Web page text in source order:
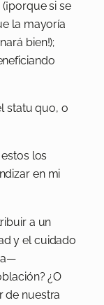
si se
la mayoría
bien!);
statu quo, o
los
en mi
a un
y el cuidado
¿O
de nuestra